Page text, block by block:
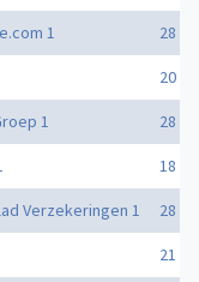
1 28 -
20 -
1 28 -
18 -
Verzekeringen 1 28 -
21 -